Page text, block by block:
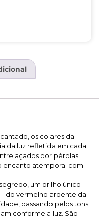
os colares da
da luz refletida em cada
por pérolas
encanto atemporal com
um brilho único
do vermelho ardente da
passando pelos tons
conforme a luz. São